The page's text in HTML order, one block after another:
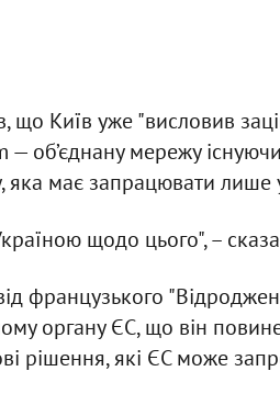
що Київ уже "висловив
об’єднану мережу
яка має запрацювати
щодо цього", –
французького
органу ЄС, що він
рішення, які ЄС може